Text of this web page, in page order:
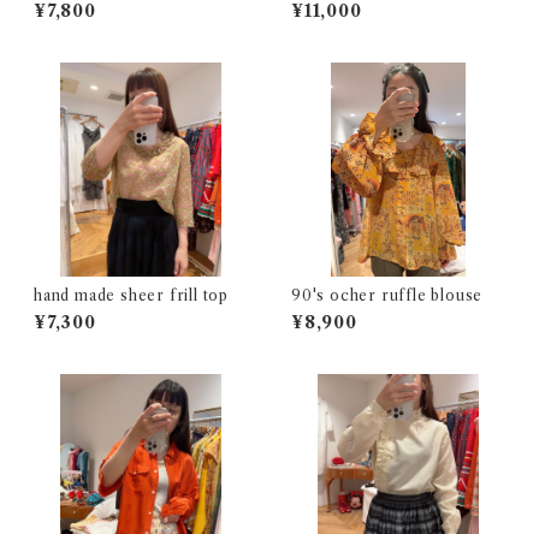
¥7,800 ¥11,000
hand made sheer frill top
¥7,300
90's ocher ruffle blouse
¥8,900